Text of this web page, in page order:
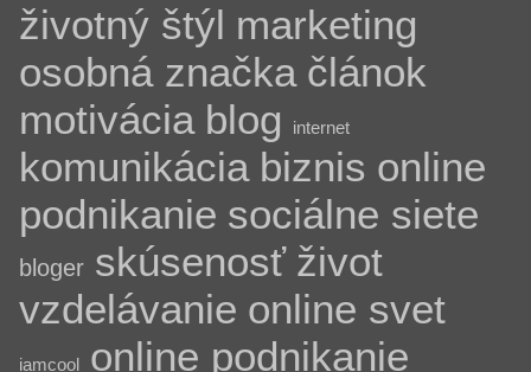
životný štýl marketing
osobná značka článok
motivácia blog internet
komunikácia biznis online
podnikanie sociálne siete
bloger skúsenosť život
vzdelávanie online svet
iamcool
online podnikanie